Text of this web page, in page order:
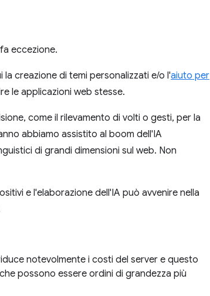
eccezione.
creazione di temi personalizzati e/o l'aiuto per
le applicazioni web stesse.
come il rilevamento di volti o gesti, per la
abbiamo assistito al boom dell'IA
di grandi dimensioni sul web. Non
e l'elaborazione dell'IA può avvenire nella
notevolmente i costi del server e questo
possono essere ordini di grandezza più